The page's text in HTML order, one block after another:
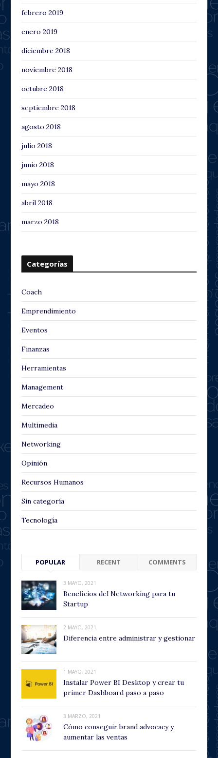
febrero 2019
enero 2019
diciembre 2018
noviembre 2018
octubre 2018
septiembre 2018
agosto 2018
julio 2018
junio 2018
mayo 2018
abril 2018
marzo 2018
Categorías
Coach
Emprendimiento
Eventos
Finanzas
Herramientas
Management
Mercadeo
Multimedia
Networking
Opinión
Recursos Humanos
Sin categoría
Tecnología
POPULAR RECENT COMMENTS
3 MAYO, 2021
Beneficios del Networking para tu
Startup
2 MAYO, 2021
Diferencia entre administrar y gestionar
1 MAYO, 2021
Instalar Power BI Desktop y crear tu
primer Dashboard paso a paso
3 MARZO, 2021
Cómo conseguir brand advocacy y
aumentar las ventas